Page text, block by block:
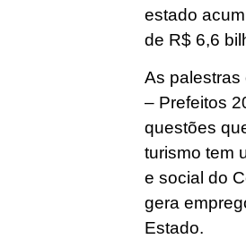
estado
de R$ 6,6
As palestras
– Prefeitos
questões
turismo tem
e social do
gera
Estado.